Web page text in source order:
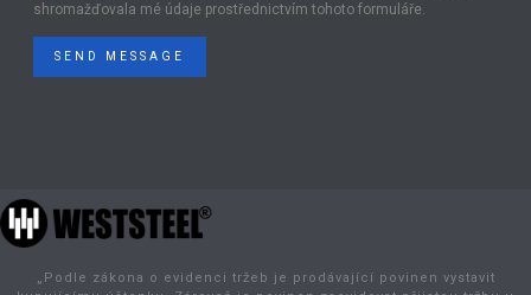
shromažďovala mé údaje prostřednictvím tohoto formuláře.
SEND MESSAGE
„Podle zákona o evidenci tržeb je prodávající povinen vystavit